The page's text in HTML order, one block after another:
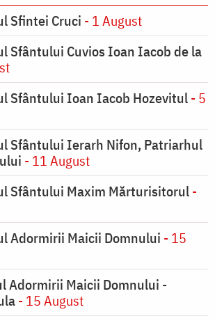
Sfintei Cruci - 1 August
Sfântului Cuvios Ioan Iacob de la
Sfântului Ioan Iacob Hozevitul- 5
Sfântului Ierarh Nifon, Patriarhul
- 11 August
Sfântului Maxim Mărturisitorul-
Adormirii Maicii Domnului - 15
Adormirii Maicii Domnului -
- 15 August